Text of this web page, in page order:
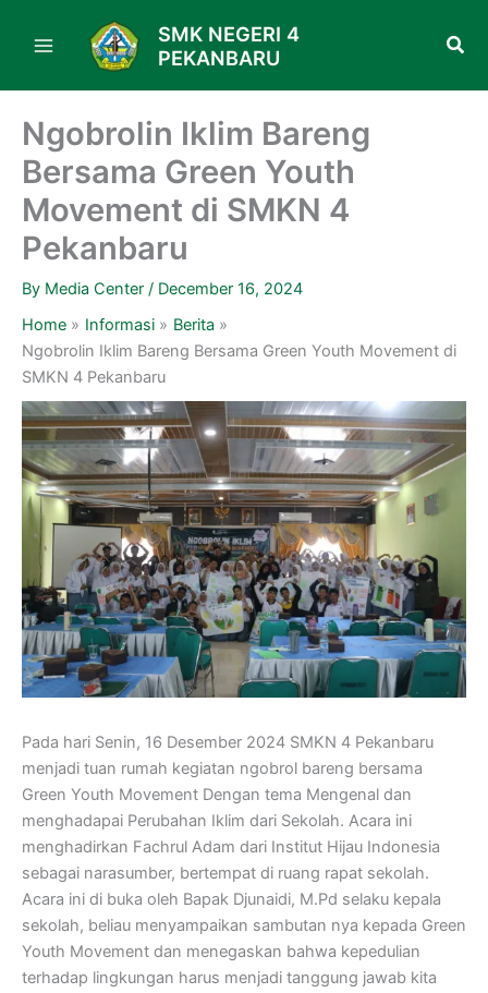
SMK NEGERI 4
PEKANBARU
Ngobrolin Iklim Bareng
Bersama Green Youth
Movement di SMKN 4
Pekanbaru
By Media Center / December 16, 2024
Home
Informasi
Berita
Ngobrolin Iklim Bareng Bersama Green Youth Movement di
SMKN 4 Pekanbaru
Pada hari Senin, 16 Desember 2024 SMKN 4 Pekanbaru
menjadi tuan rumah kegiatan ngobrol bareng bersama
Green Youth Movement Dengan tema Mengenal dan
menghadapai Perubahan Iklim dari Sekolah. Acara ini
menghadirkan Fachrul Adam dari Institut Hijau Indonesia
sebagai narasumber, bertempat di ruang rapat sekolah.
Acara ini di buka oleh Bapak Djunaidi, M.Pd selaku kepala
sekolah, beliau menyampaikan sambutan nya kepada Green
Youth Movement dan menegaskan bahwa kepedulian
terhadap lingkungan harus menjadi tanggung jawab kita